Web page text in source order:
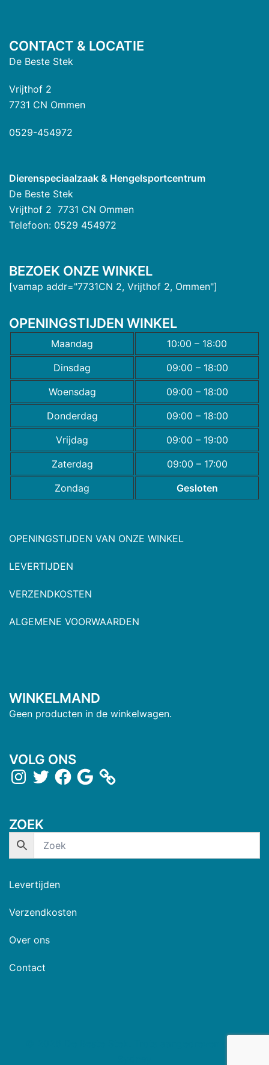
CONTACT & LOCATIE
De Beste Stek
Vrijthof 2
7731 CN Ommen
0529-454972
Dierenspeciaalzaak & Hengelsportcentrum
De Beste Stek
Vrijthof 2 7731 CN Ommen
Telefoon: 0529 454972
BEZOEK ONZE WINKEL
[vamap addr="7731CN 2, Vrijthof 2, Ommen"]
OPENINGSTIJDEN WINKEL
Maandag
10:00 – 18:00
Dinsdag
09:00 – 18:00
Woensdag
09:00 – 18:00
Donderdag
09:00 – 18:00
Vrijdag
09:00 – 19:00
Zaterdag
09:00 – 17:00
Zondag
Gesloten
OPENINGSTIJDEN VAN ONZE WINKEL
LEVERTIJDEN
VERZENDKOSTEN
ALGEMENE VOORWAARDEN
WINKELMAND
Geen producten in de winkelwagen.
VOLG ONS
ZOEK
Levertijden
Verzendkosten
Over ons
Contact